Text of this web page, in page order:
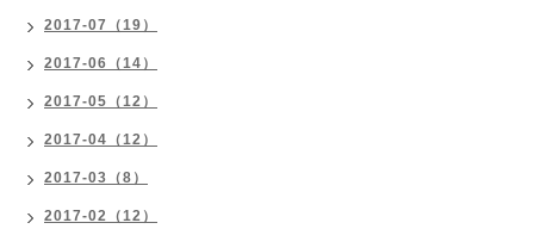
2017-07（19）
2017-06（14）
2017-05（12）
2017-04（12）
2017-03（8）
2017-02（12）